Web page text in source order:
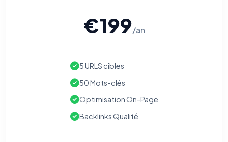
€199/an
5 URLS cibles
50 Mots-clés
Optimisation On-Page
Backlinks Qualité
Cookies essentiels
Nécessaires au fonctionnement du site : session, sécurité,
mémorisation de vos choix de consentement. Ils ne
peuvent pas être désactivés.
Cookies analytiques
Nous aident à comprendre comment vous utilisez le site